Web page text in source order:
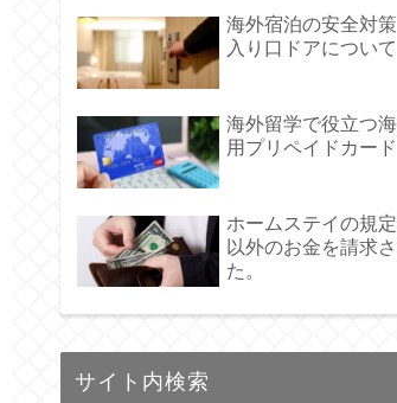
海外宿泊の安全対
入り口ドアについて
海外留学で役立つ
用プリペイドカード
ホームステイの規
以外のお金を請求
た。
サイト内検索